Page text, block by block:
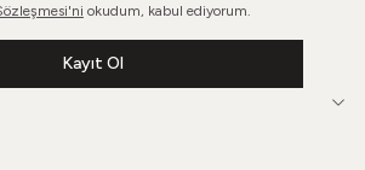
okudum, kabul ediyorum.
Kayıt Ol